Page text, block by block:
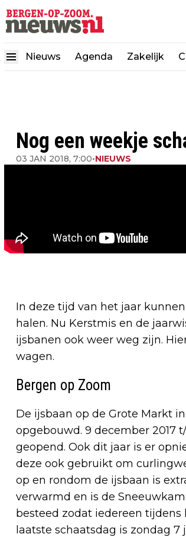
Nieuws Agenda Zakelijk
Nog een weekje
03 JAN 2018, 7:00•NIEUWS
In deze tijd van het jaar
halen. Nu Kerstmis en de
ijsbanen ook weer weg zijn.
wagen.
Bergen op Zoom
De ijsbaan op de Grote Markt
opgebouwd. 9 december 2017
geopend. Ook dit jaar is er
deze ook gebruikt om
op en rondom de ijsbaan is
verwarmd en is de
besteed zodat iedereen
laatste schaatsdag is zondag 7